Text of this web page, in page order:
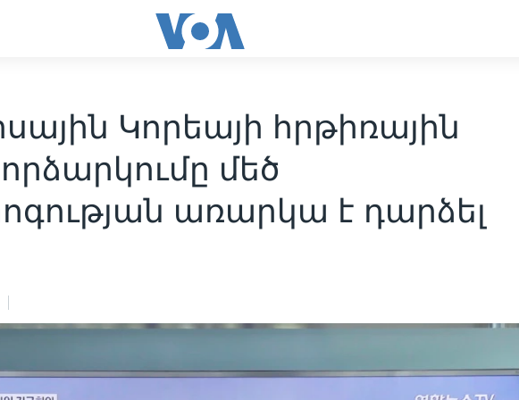
Կորեայի հրթիռային
մեծ
առարկա է դարձել